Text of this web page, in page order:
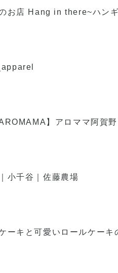
お店 Hang in there~ハン
】アロママ阿賀野
小千谷｜佐藤農場
ーキと可愛いロールケーキ